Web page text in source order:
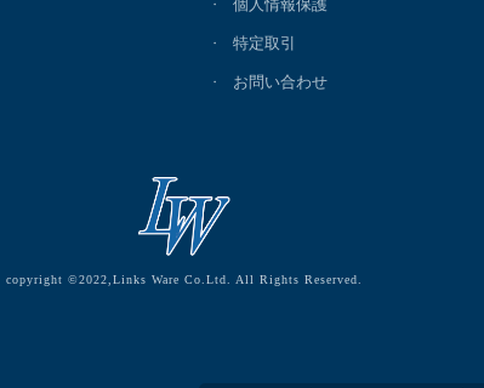
個人情報保護
特定取引
お問い合わせ
copyright ©2022,Links Ware Co.Ltd. All Rights Reserved.